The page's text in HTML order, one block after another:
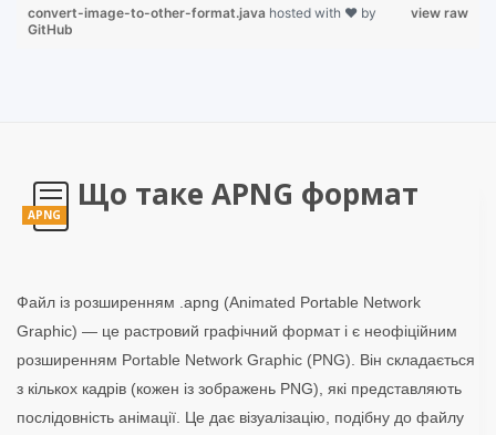
view raw
convert-image-to-other-format.java hosted with ❤ by
GitHub
APNG
Що таке APNG формат
Файл із розширенням .apng (Animated Portable Network
Graphic) — це растровий графічний формат і є неофіційним
розширенням Portable Network Graphic (PNG). Він складається
з кількох кадрів (кожен із зображень PNG), які представляють
послідовність анімації. Це дає візуалізацію, подібну до файлу